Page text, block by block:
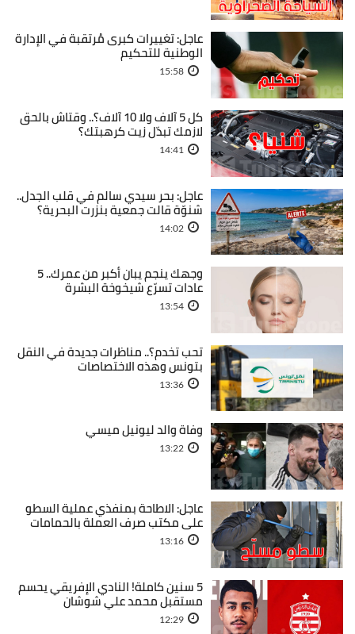
عاجل: تغييرات كبرى مُرتقبة في الإدارة
الوطنية للتحكيم
15:58
كل 5 آلاف ولا 10 آلاف؟.. وقتاش بالحق
لازمك تبدّل زيت كرهبتك؟
14:41
عاجل: بحر سيدي سالم في قلب الجدل..
شنوّة قالت جمعية بنزرت البحرية؟
14:02
وجهك ينجم يبان أكبر من عمرك.. 5
عادات تسرّع شيخوخة البشرة
13:54
تحب تخدم؟.. مناظرات جديدة في النقل
بتونس وهذه الاختصاصات
13:36
وفاة والد ليونيل ميسي
13:22
عاجل: الاطاحة بمنفذي عملية السطو
على مكتب صرف العملة بالحمامات
13:16
5 سنين كاملة! النادي الإفريقي يحسم
مستقبل محمد علي شوشان
12:29